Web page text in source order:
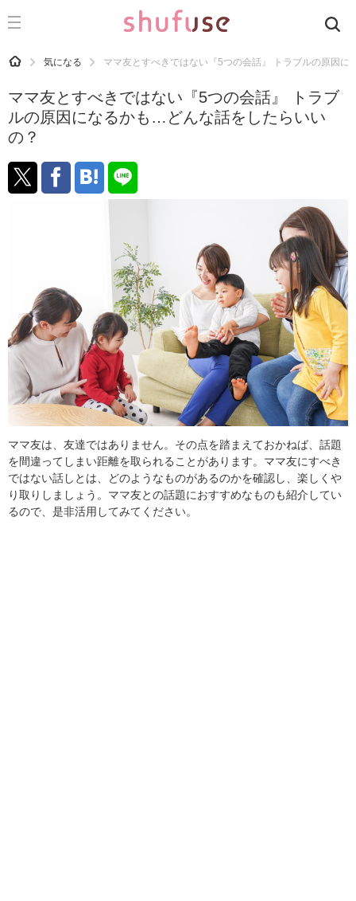
CATEGORY 記事カテゴリ
運気
洗濯
生活の知恵
趣味
食材辞典
おすすめ
HOME 気になる ママ友とすべきではない『5つの会話』 トラブルの原因
ママ友とすべきではない『5つの会話』 トラブ
ルの原因になるかも…どんな話をしたらいい
の？
ママ友は、友達ではありません。その点を踏まえておかねば、話題
を間違ってしまい距離を取られることがあります。ママ友にすべき
ではない話しとは、どのようなものがあるのかを確認し、楽しくや
り取りしましょう。ママ友との話題におすすめなものも紹介してい
るので、是非活用してみてください。